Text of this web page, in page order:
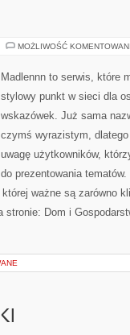
MOŻLIWOŚĆ
Madlennn to serwis, które
stylowy punkt w sieci dla
wskazówek. Już sama
czymś wyrazistym,
uwagę użytkowników,
do prezentowania
ważne są zarówno
stronie: Dom i